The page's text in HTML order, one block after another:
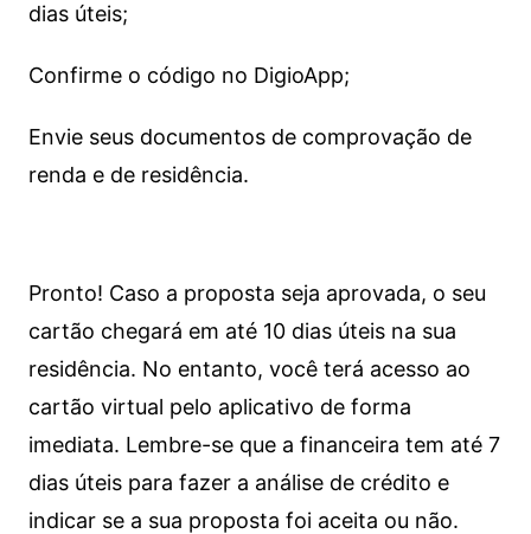
dias úteis;
Confirme o código no DigioApp;
Envie seus documentos de comprovação de
renda e de residência.
Pronto! Caso a proposta seja aprovada, o seu
cartão chegará em até 10 dias úteis na sua
residência. No entanto, você terá acesso ao
cartão virtual pelo aplicativo de forma
imediata. Lembre-se que a financeira tem até 7
dias úteis para fazer a análise de crédito e
indicar se a sua proposta foi aceita ou não.